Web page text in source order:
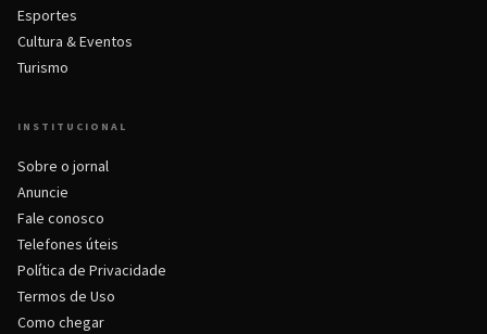
Esportes
Cultura & Eventos
Turismo
INSTITUCIONAL
Sobre o jornal
Anuncie
Fale conosco
Telefones úteis
Política de Privacidade
Termos de Uso
Como chegar